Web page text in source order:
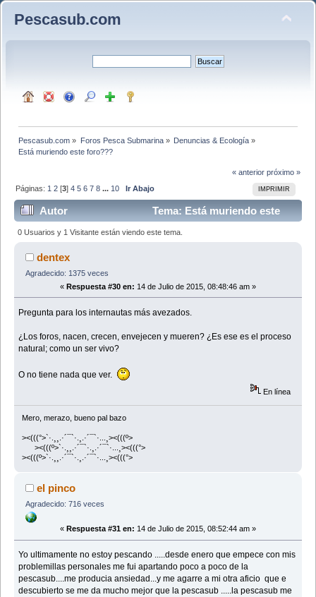
Pescasub.com
Pescasub.com » Foros Pesca Submarina» Denuncias & Ecología»
Está muriendo este foro???
« anterior próximo »
IMPRIMIR
Páginas: 1 2 [3]4 5 6 7 8 ... 10 Ir Abajo
Autor
Tema: Está muriendo este
foro??? (Leído 92914 veces)
0 Usuarios y 1 Visitante están viendo este tema.
dentex
Agradecido: 1375 veces
« Respuesta #30 en: 14 de Julio de 2015, 08:48:46 am »
Pregunta para los internautas más avezados.
¿Los foros, nacen, crecen, envejecen y mueren? ¿Es ese es el proceso
natural; como un ser vivo?
O no tiene nada que ver.
En línea
Mero, merazo, bueno pal bazo
><(((°>`·.¸¸.·´¯`·.¸.·´¯`·...¸><(((º>
><(((º>`·.¸¸.·´¯`·.¸.·´¯`·...¸><(((°>
><(((º>`·.¸¸.·´¯`·.¸.·´¯`·...¸><(((°>
el pinco
Agradecido: 716 veces
« Respuesta #31 en: 14 de Julio de 2015, 08:52:44 am »
Yo ultimamente no estoy pescando .....desde enero que empece con mis
problemillas personales me fui apartando poco a poco de la
pescasub....me producia ansiedad...y me agarre a mi otra aficio que e
descubierto se me da mucho mejor que la pescasub .....la pescasub me